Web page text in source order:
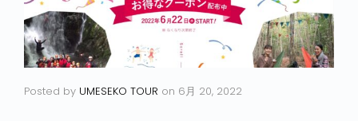
Posted by UMESEKO TOUR on 6月 20, 2022